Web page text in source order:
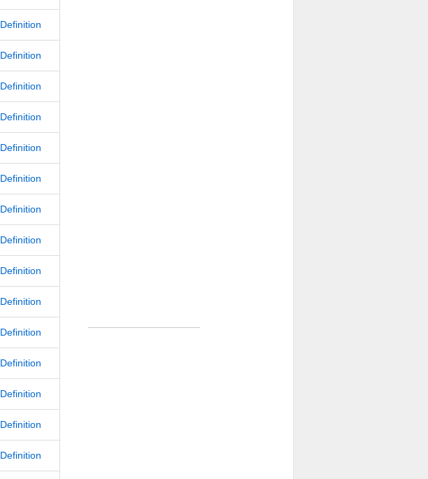
Definition
Definition
Definition
Definition
Definition
Definition
Definition
Definition
Definition
Definition
Definition
Definition
Definition
Definition
Definition